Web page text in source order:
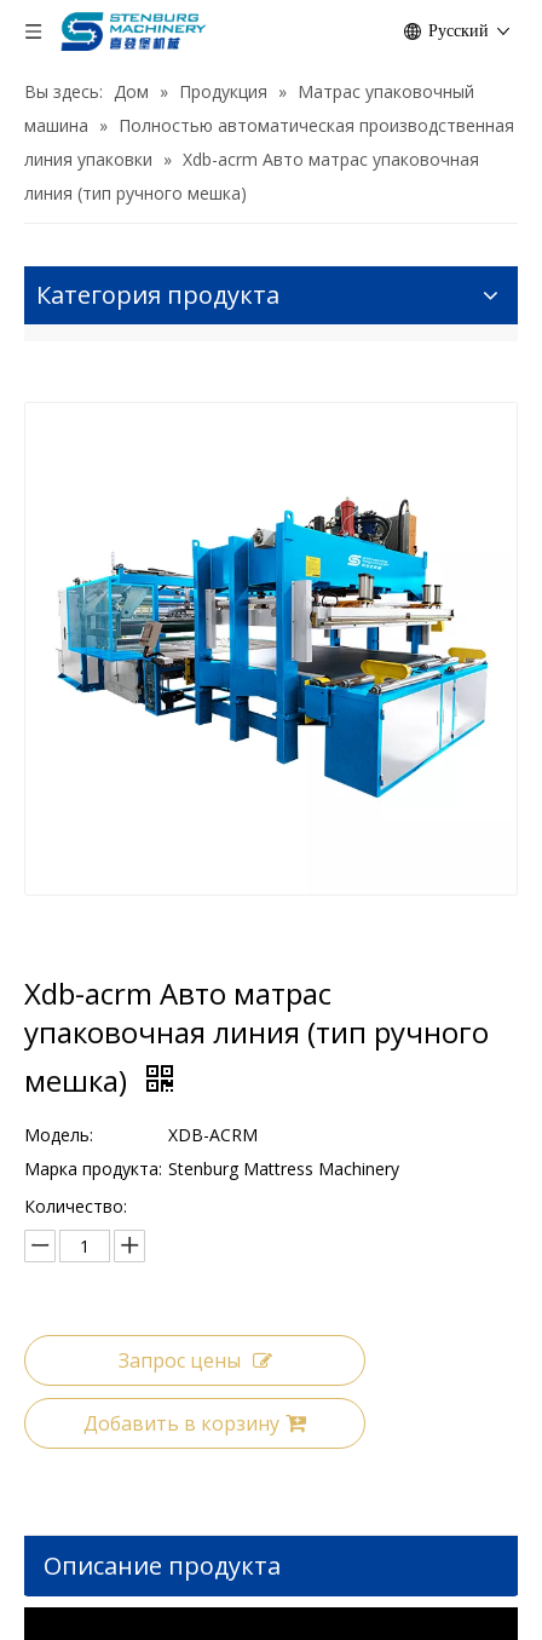
Pусский
Вы здесь: Дом » Продукция » Матрас упаковочный
машина » Полностью автоматическая производственная
линия упаковки » Xdb-acrm Авто матрас упаковочная
линия (тип ручного мешка)
Категория продукта
Xdb-acrm Авто матрас
упаковочная линия (тип ручного
мешка)
Модель:
XDB-ACRM
Марка продукта: Stenburg Mattress Machinery
Количество:
Запрос цены
Добавить в корзину
Описание продукта